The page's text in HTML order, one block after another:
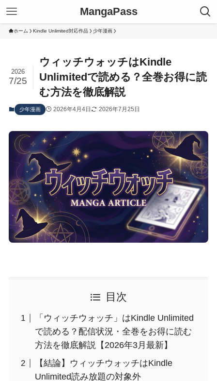
MangaPass
ホーム Kindle Unlimited対応作品 少年漫画
ウィッチウォッチはKindle
Unlimitedで読める？全巻お得に読
む方法を徹底解説
2026
7/25
少年漫画 2026年4月4日 2026年7月25日
目次
「ウィッチウォッチ」はKindle Unlimited
で読める？配信状況・全巻をお得に読む
方法を徹底解説【2026年3月最新】
【結論】ウィッチウォッチはKindle
Unlimited読み放題の対象外